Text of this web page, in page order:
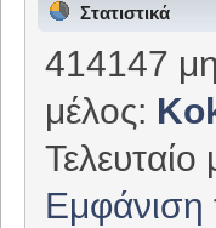
Στατιστικά
414147
μέλος:
Εμφάνιση